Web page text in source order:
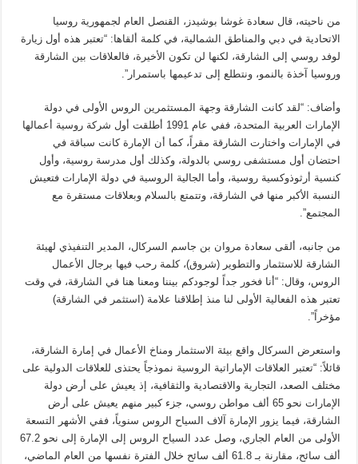
من ناحيته، قال سعادة غوشا بوشيدز، القنصل العام لجمهورية روسيا
الاتحادية في دبي والمناطق الشمالية، في كلمة ألقاها: “تعتبر هذه أول زيارة
لوفد روسي إلى الشارقة، لكنها لن تكون الأخيرة، فالعلاقات بين الشارقة
وروسيا آخذة بالنمو، ونتطلع إلى تدعيمها باستمرار”.
وأضاف: “لقد كانت الشارقة وجهة المستثمرين الروس الأولى في دولة
الإمارات العربية المتحدة، ففي عام 1991 أطلقت أول شركة روسية أعمالها
في الإمارات واختارت الشارقة مقراً، كما أن الإمارة كانت سباقة في
احتضان أول مستشفى روسي بالدولة، وكذلك أول مدرسة روسية، وأول
كنسية أرثوذوكسية روسية، وأما الجالية الروسية في دولة الإمارات فتعيش
النسبة الأكبر منها في الشارقة، وتتمتع بالسلام وبعلاقات مستقرة مع
المجتمع”.
من جانبه، ألقى سعادة مروان بن جاسم السركال، المدير التنفيذي لهيئة
الشارقة للاستثمار والتطوير (شروق)، كلمة رحب فيها برجال الأعمال
الروس، وقال: “أنا فخور جداً لوجودكم بيننا ومعنا هنا في الشارقة، في وقت
تعتبر هذه الفعالية الأولى لنا منذ إطلاقنا علامة (استثمر في الشارقة)
مؤخراً”.
واستعرض السركال واقع بيئة الاستثمار ومناخ الأعمال في إمارة الشارقة،
قائلاً: “تعتبر العلاقات الإماراتية الروسية نموذجاً يحتذى للعلاقات الدولية على
مختلف الصعد، التجارية والاقتصادية والثقافية، إذ يعيش على أرض دولة
الإمارات نحو 65 ألف مواطن روسي، جزء كبير منهم يعيش على أرض
الشارقة، فيما يزور الإمارة آلاف السياح الروس سنوياً، ففي الأشهر التسعة
الأولى من العام الجاري، وصل عدد السياح الروس إلى الإمارة إلى نحو 67.2
ألف سائح، مقارنة بـ 61.8 ألف سائح خلال الفترة نفسها من العام الماضي،